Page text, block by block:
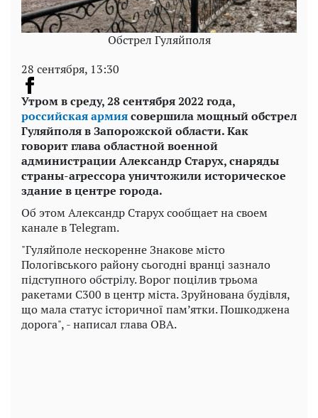
Обстрел Гуляйполя
28 сентября, 13:30
Утром в среду, 28 сентября 2022 года,
российская армиясовершила мощный обстрел
Гуляйполя в Запорожской области. Как
говорит глава областной военной
администрации Александр Старух, снаряды
страны-агрессора уничтожили историческое
здание в центре города.
Об этом Александр Старух сообщает на своем
канале в Telegram.
"Гуляйполе нескоренне Знакове місто
Пологівського району сьогодні вранці зазнало
підступного обстрілу. Ворог поцілив трьома
ракетами С300 в центр міста. Зруйнована будівля,
що мала статус історичної пам’ятки. Пошкоджена
дорога", - написал глава ОВА.